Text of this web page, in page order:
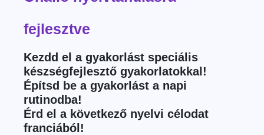
fejlesztve
Kezdd el a gyakorlást speciális
készségfejlesztő gyakorlatokkal!
Építsd be a gyakorlást a napi
rutinodba!
Érd el a következő nyelvi célodat
franciából!